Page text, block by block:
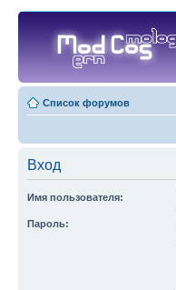
Список форумов
Вход
Имя пользователя:
Пароль: